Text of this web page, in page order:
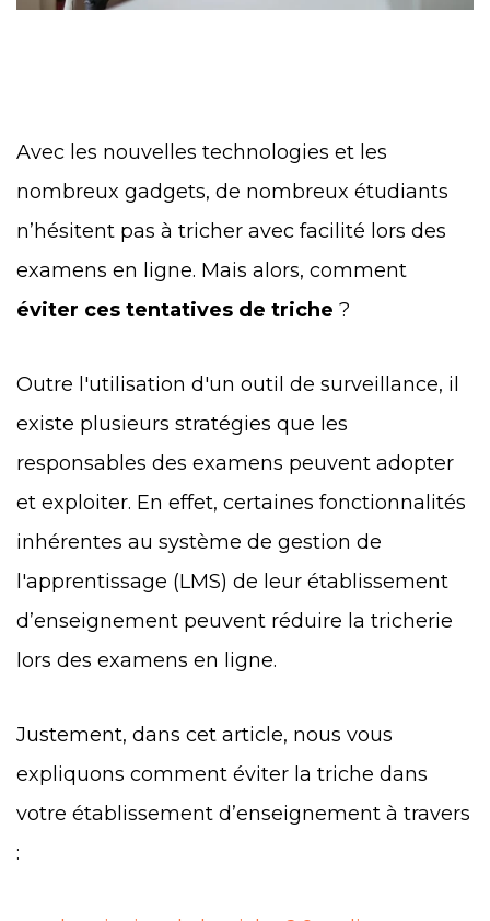
Avec les nouvelles technologies et les
nombreux gadgets, de nombreux étudiants
n’hésitent pas à tricher avec facilité lors des
examens en ligne. Mais alors, comment
éviter ces tentatives de triche ?
Outre l'utilisation d'un outil de surveillance, il
existe plusieurs stratégies que les
responsables des examens peuvent adopter
et exploiter. En effet, certaines fonctionnalités
inhérentes au système de gestion de
l'apprentissage (LMS) de leur établissement
d’enseignement peuvent réduire la tricherie
lors des examens en ligne.
Justement, dans cet article, nous vous
expliquons comment éviter la triche dans
votre établissement d’enseignement à travers
: